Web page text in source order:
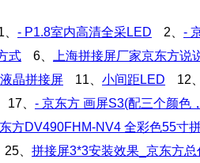
、 - P1.8室内高清全采LED 2、 -
式 6、 上海拼接屏厂家京东方说
液晶拼接屏 11、 小间距LED 12、
17、 - 京东方 画屏S3(配三个颜色
方DV490FHM-NV4 全彩色55寸
25、 拼接屏3*3安装效果_京东方总